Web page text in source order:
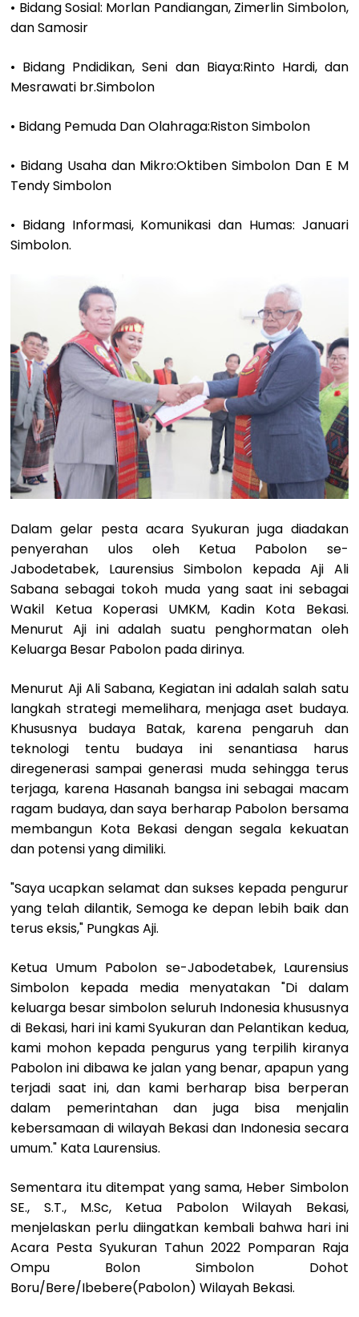
• Bidang Sosial: Morlan Pandiangan, Zimerlin Simbolon,
dan Samosir
• Bidang Pndidikan, Seni dan Biaya:Rinto Hardi, dan
Mesrawati br.Simbolon
• Bidang Pemuda Dan Olahraga:Riston Simbolon
• Bidang Usaha dan Mikro:Oktiben Simbolon Dan E M
Tendy Simbolon
• Bidang Informasi, Komunikasi dan Humas: Januari
Simbolon.
Dalam gelar pesta acara Syukuran juga diadakan
penyerahan ulos oleh Ketua Pabolon se-
Jabodetabek, Laurensius Simbolon kepada Aji Ali
Sabana sebagai tokoh muda yang saat ini sebagai
Wakil Ketua Koperasi UMKM, Kadin Kota Bekasi.
Menurut Aji ini adalah suatu penghormatan oleh
Keluarga Besar Pabolon pada dirinya.
Menurut Aji Ali Sabana, Kegiatan ini adalah salah satu
langkah strategi memelihara, menjaga aset budaya.
Khususnya budaya Batak, karena pengaruh dan
teknologi tentu budaya ini senantiasa harus
diregenerasi sampai generasi muda sehingga terus
terjaga, karena Hasanah bangsa ini sebagai macam
ragam budaya, dan saya berharap Pabolon bersama
membangun Kota Bekasi dengan segala kekuatan
dan potensi yang dimiliki.
"Saya ucapkan selamat dan sukses kepada pengurur
yang telah dilantik, Semoga ke depan lebih baik dan
terus eksis," Pungkas Aji.
Ketua Umum Pabolon se-Jabodetabek, Laurensius
Simbolon kepada media menyatakan "Di dalam
keluarga besar simbolon seluruh Indonesia khususnya
di Bekasi, hari ini kami Syukuran dan Pelantikan kedua,
kami mohon kepada pengurus yang terpilih kiranya
Pabolon ini dibawa ke jalan yang benar, apapun yang
terjadi saat ini, dan kami berharap bisa berperan
dalam pemerintahan dan juga bisa menjalin
kebersamaan di wilayah Bekasi dan Indonesia secara
umum." Kata Laurensius.
Sementara itu ditempat yang sama, Heber Simbolon
SE., S.T., M.Sc, Ketua Pabolon Wilayah Bekasi,
menjelaskan perlu diingatkan kembali bahwa hari ini
Acara Pesta Syukuran Tahun 2022 Pomparan Raja
Ompu Bolon Simbolon Dohot
Boru/Bere/Ibebere(Pabolon) Wilayah Bekasi.